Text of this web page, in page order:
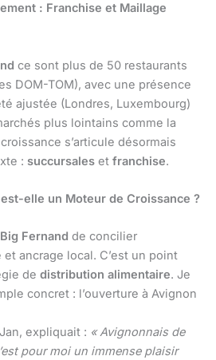
: Franchise et Maillage
ce sont plus de 50 restaurants
DOM-TOM), avec une présence
ajustée (Londres, Luxembourg)
plus lointains comme la
s’articule désormais
: succursales et franchise.
elle un Moteur de Croissance ?
Big Fernand de concilier
ancrage local. C’est un point
de distribution alimentaire. Je
concret : l’ouverture à Avignon
expliquait : « Avignonnais de
pour moi un immense plaisir